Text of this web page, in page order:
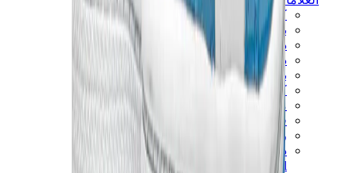
كروم هارتس
بيرث أوف رويال تشايلد
درول دو مونسيور
دنيم تيرز
بروكن بلانت
كيث
ملابس ترافيس سكوت
فير أوف غاد × إيسنشالز
ريبرزنت
درو
View All